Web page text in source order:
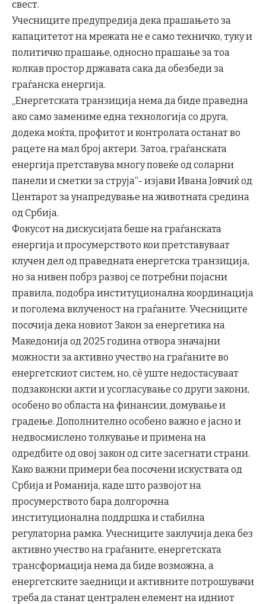
свест.
Учесниците предупредија дека прашањето за
капацитетот на мрежата не е само техничко, туку и
политичко прашање, односно прашање за тоа
колкав простор државата сака да обезбеди за
граѓанска енергија.
„Енергетската транзиција нема да биде праведна
ако само замениме една технологија со друга,
додека моќта, профитот и контролата останат во
рацете на мал број актери. Затоа, граѓанската
енергија претставува многу повеќе од соларни
панели и сметки за струја“- изјави Ивана Јовчиќ од
Центарот за унапредување на животната средина
од Србија.
Фокусот на дискусијата беше на граѓанската
енергија и просумерството кои претставуваат
клучен дел од праведната енергетска транзиција,
но за нивен побрз развој се потребни појасни
правила, подобра институционална координација
и поголема вклученост на граѓаните. Учесниците
посочија дека новиот Закон за енергетика на
Македонија од 2025 година отвора значајни
можности за активно учество на граѓаните во
енергетскиот систем, но, сè уште недостасуваат
подзаконски акти и усогласување со други закони,
особено во областа на финансии, домување и
градење. Дополнително особено важно е јасно и
недвосмислено толкување и примена на
одредбите од овој закон од сите засегнати страни.
Како важни примери беа посочени искуствата од
Србија и Романија, каде што развојот на
просумерството бара долгорочна
институционална поддршка и стабилна
регулаторна рамка. Учесниците заклучија дека без
активно учество на граѓаните, енергетската
трансформација нема да биде возможна, а
енергетските заедници и активните потрошувачи
треба да станат централен елемент на идниот